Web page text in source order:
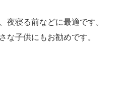
夜寝る前などに最適です。
な子供にもお勧めです。